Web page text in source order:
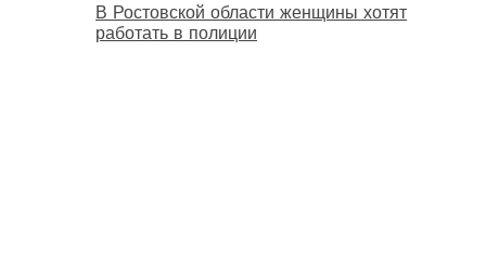
В Ростовской области женщины хотят
работать в полиции